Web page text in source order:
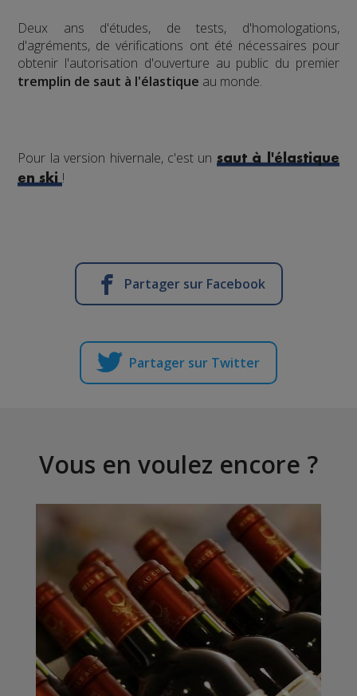
​Deux ans d'études, de tests, d'homologations,
d'agréments, de vérifications ont été nécessaires pour
obtenir l'autorisation d'ouverture au public du premier
tremplin de saut à l'élastique au monde.
Pour la version hivernale, c'est un saut à l'élastique
en ski !
Partager sur Facebook
Partager sur Twitter
Vous en voulez encore ?